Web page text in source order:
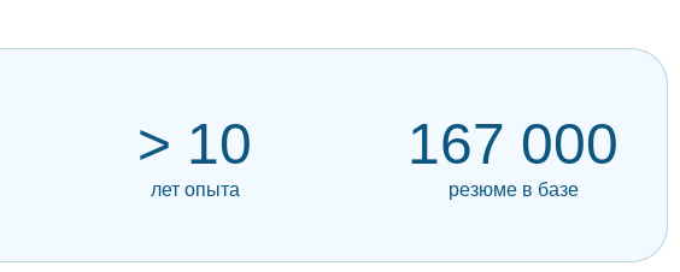
> 10
лет опыта
167 000
резюме в базе